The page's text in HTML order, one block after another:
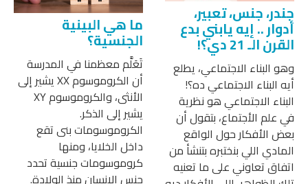
جندر، جنس، تعبير،
أدوار .. إيه يابني بدع
القرن الـ 21 دي؟!
وهو البناء الاجتماعي، يطلع
أيه البناء الاجتماعي ده؟!
البناء الاجتماعي هو نظرية
في علم الأجتماع، بتقول أن
بعض الأفكار حول الواقع
المادي اللي بنختبره بتنشأ من
اتفاق تعاوني على ما تعنيه
ما هي البينية
الجنسية؟
تَعَلَّم معظمنا في المدرسة
أن الكروموسوم XX يشير إلى
الأنثى، والكروموسوم XY
يشير إلى الذكر.
الكروموسومات بنى تقع
داخل الخلايا، ومنها
كروموسومات جنسية تحدد
جنس الإنسان منذ الولادة.